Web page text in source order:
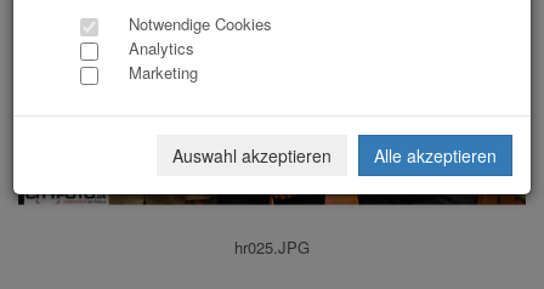
hr025.JPG
Notwendige Cookies
Analytics
Marketing
Auswahl akzeptieren Alle akzeptieren